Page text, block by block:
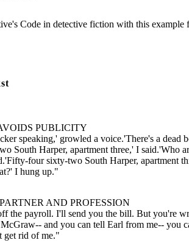
Code in detective fiction with this example
PUBLICITY
speaking,' growled a voice.'There's a dead
South Harper, apartment three,' I said.'Who
four sixty-two South Harper, apartment
I hung up."
AND PROFESSION
the payroll. I'll send you the bill. But you're
and you can tell Earl from me-- you
get rid of me."